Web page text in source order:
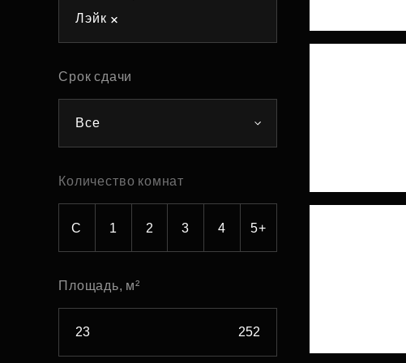
Рефинансирование
Лэйк
Срок сдачи
Все
Количество комнат
С 1 2 3 4 5+
Площадь, м²